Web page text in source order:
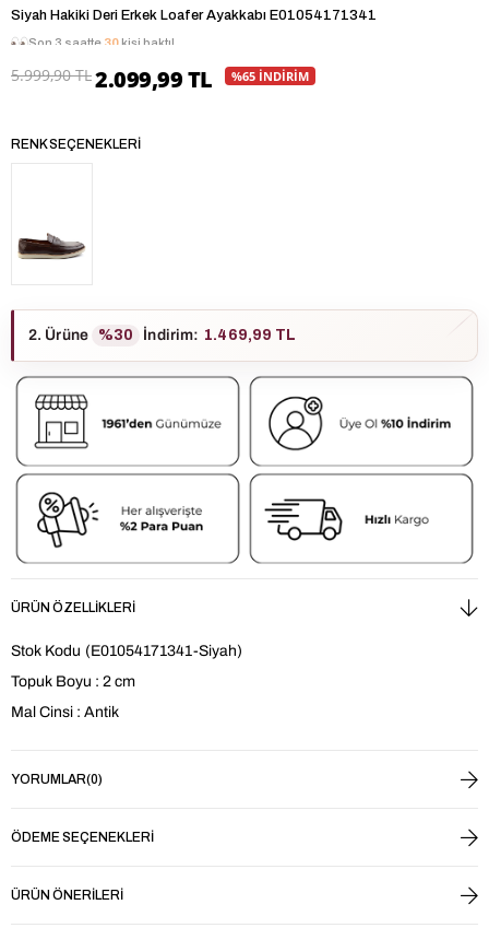
Siyah Hakiki Deri Erkek Loafer Ayakkabı E01054171341
5.999,90 TL2.099,99 TL %65 İNDİRİM
RENK SEÇENEKLERI
2. Ürüne %30 İndirim: 1.469,99 TL
ÜRÜN ÖZELLIKLERI
Stok Kodu (E01054171341-Siyah)
Topuk Boyu : 2 cm
Mal Cinsi : Antik
YORUMLAR(0)
ÖDEME SEÇENEKLERI
ÜRÜN ÖNERILERI